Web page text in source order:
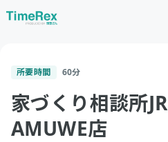
所要時間 60分
家づくり相談所
AMUWE店